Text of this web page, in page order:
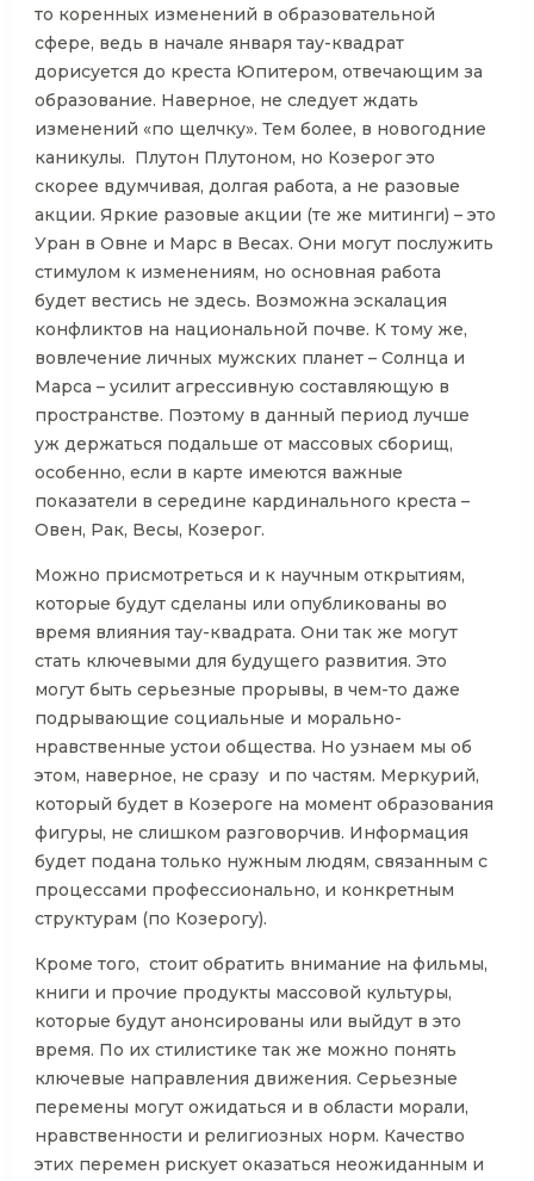
то коренных изменений в образовательной
сфере, ведь в начале января тау-квадрат
дорисуется до креста Юпитером, отвечающим за
образование. Наверное, не следует ждать
изменений «по щелчку». Тем более, в новогодние
каникулы. Плутон Плутоном, но Козерог это
скорее вдумчивая, долгая работа, а не разовые
акции. Яркие разовые акции (те же митинги) – это
Уран в Овне и Марс в Весах. Они могут послужить
стимулом к изменениям, но основная работа
будет вестись не здесь. Возможна эскалация
конфликтов на национальной почве. К тому же,
вовлечение личных мужских планет – Солнца и
Марса – усилит агрессивную составляющую в
пространстве. Поэтому в данный период лучше
уж держаться подальше от массовых сборищ,
особенно, если в карте имеются важные
показатели в середине кардинального креста –
Овен, Рак, Весы, Козерог.
Можно присмотреться и к научным открытиям,
которые будут сделаны или опубликованы во
время влияния тау-квадрата. Они так же могут
стать ключевыми для будущего развития. Это
могут быть серьезные прорывы, в чем-то даже
подрывающие социальные и морально-
нравственные устои общества. Но узнаем мы об
этом, наверное, не сразу и по частям. Меркурий,
который будет в Козероге на момент образования
фигуры, не слишком разговорчив. Информация
будет подана только нужным людям, связанным с
процессами профессионально, и конкретным
структурам (по Козерогу).
Кроме того, стоит обратить внимание на фильмы,
книги и прочие продукты массовой культуры,
которые будут анонсированы или выйдут в это
время. По их стилистике так же можно понять
ключевые направления движения. Серьезные
перемены могут ожидаться и в области морали,
нравственности и религиозных норм. Качество
этих перемен рискует оказаться неожиданным и